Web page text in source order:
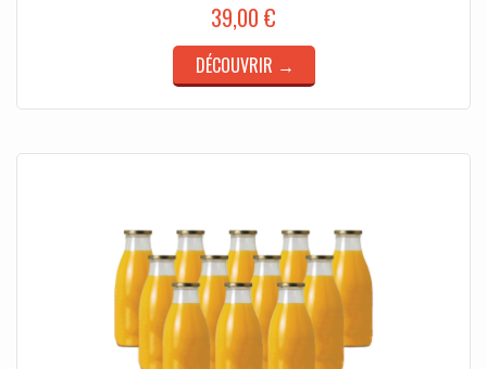
39,00 €
DÉCOUVRIR →